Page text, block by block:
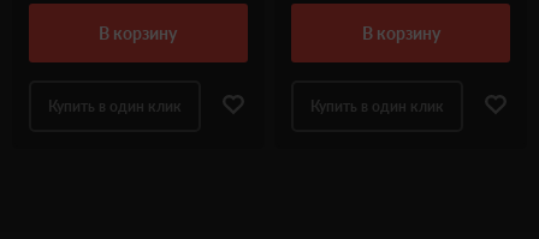
в корзину
Купить в один клик
в корзину
Купить в один клик